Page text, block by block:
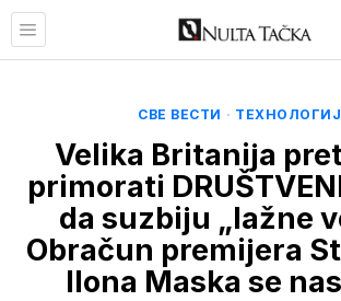
СВЕ ВЕСТИ ·
Velika Britanija
primorati
da suzbiju „lažne
Obračun premijera
Ilona Maska se